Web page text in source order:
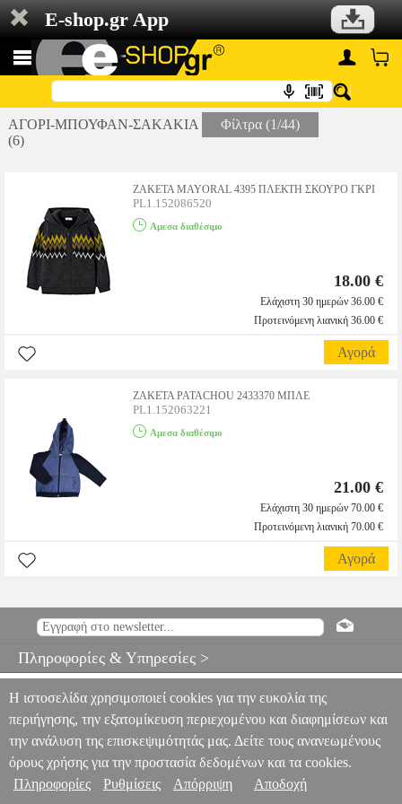
E-shop.gr App
ΑΓΟΡΙ-ΜΠΟΥΦΑΝ-ΣΑΚΑΚΙΑ
(6)
Φίλτρα (1/44)
ΖΑΚΕΤΑ MAYORAL 4395 ΠΛΕΚΤΗ ΣΚΟΥΡΟ ΓΚΡΙ
PL1.152086520
Αμεσα διαθέσιμο
18.00 €
Ελάχιστη 30 ημερών 36.00 €
Προτεινόμενη λιανική 36.00 €
Αγορά
ΖΑΚΕΤΑ PATACHOU 2433370 ΜΠΛΕ
PL1.152063221
Αμεσα διαθέσιμο
21.00 €
Ελάχιστη 30 ημερών 70.00 €
Προτεινόμενη λιανική 70.00 €
Αγορά
Πληροφορίες & Υπηρεσίες >
Η ιστοσελίδα χρησιμοποιεί cookies για την ευκολία της
περιήγησης, την εξατομίκευση περιεχομένου και διαφημίσεων και
την ανάλυση της επισκεψιμότητάς μας. Δείτε τους ανανεωμένους
όρους χρήσης για την προστασία δεδομένων και τα cookies.
Πληροφορίες
Ρυθμίσεις Απόρριψη Αποδοχή